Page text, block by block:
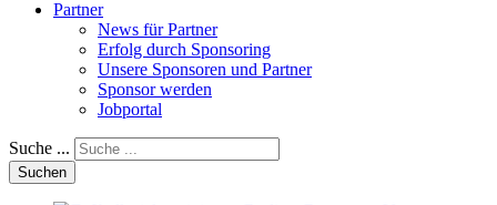
Partner
News für Partner
Erfolg durch Sponsoring
Unsere Sponsoren und Partner
Sponsor werden
Jobportal
Suche ...
Suchen